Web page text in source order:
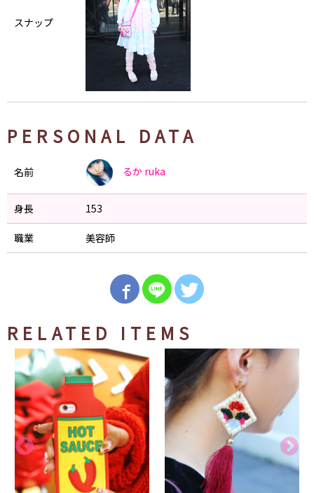
スナップ
PERSONAL DATA
名前 るか ruka
身長 153
職業 美容師
RELATED ITEMS